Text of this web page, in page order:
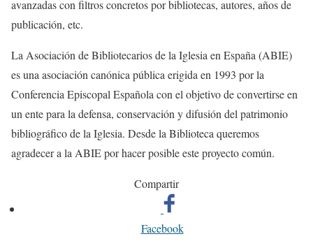
avanzadas con filtros concretos por bibliotecas, autores, años de
publicación, etc.
La Asociación de Bibliotecarios de la Iglesia en España (ABIE)
es una asociación canónica pública erigida en 1993 por la
Conferencia Episcopal Española con el objetivo de convertirse en
un ente para la defensa, conservación y difusión del patrimonio
bibliográfico de la Iglesia. Desde la Biblioteca queremos
agradecer a la ABIE por hacer posible este proyecto común.
Compartir
Facebook